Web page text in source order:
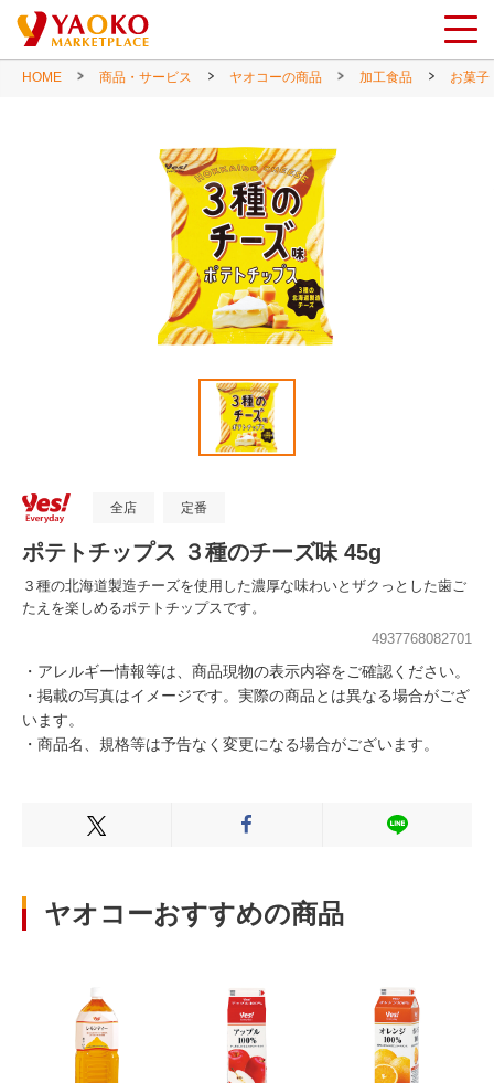
HOME 商品・サービス ヤオコーの商品 加工食品 お菓子
全店 定番
ポテトチップス ３種のチーズ味 45g
３種の北海道製造チーズを使用した濃厚な味わいとザクっとした歯ご
たえを楽しめるポテトチップスです。
4937768082701
・アレルギー情報等は、商品現物の表示内容をご確認ください。
・掲載の写真はイメージです。実際の商品とは異なる場合がござ
います。
・商品名、規格等は予告なく変更になる場合がございます。
Xでシェアする FacebookでシェアするLINEでシェ
ヤオコーおすすめの商品